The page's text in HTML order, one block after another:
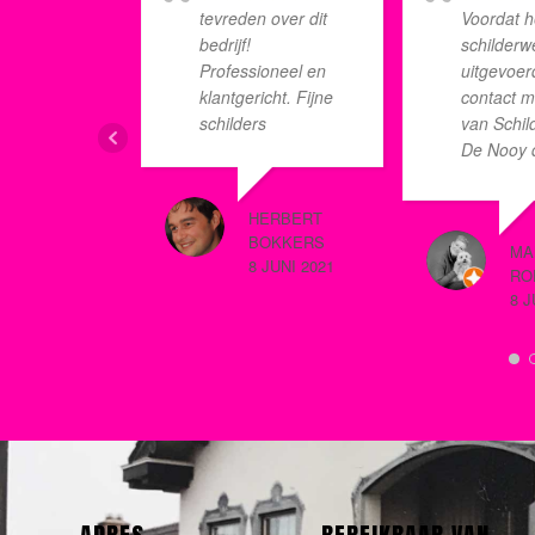
tevreden over dit
bedrijf!
Professioneel en
klantgericht. Fijne
schilders
HERBERT
BOKKERS
8 JUNI 2021
Voordat
contact
van
De Nooy
tevreden
Koen.
erg
nog voor
8